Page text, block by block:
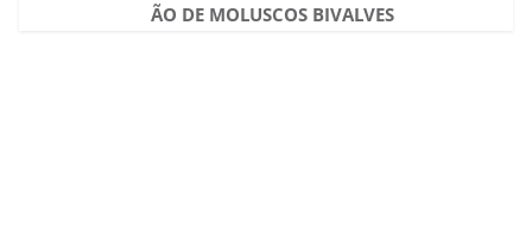
ÃO DE MOLUSCOS BIVALVES